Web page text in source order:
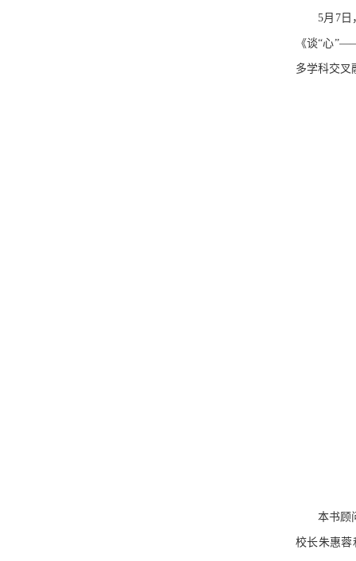
5月 7日
《谈“心
多学科交叉
本书顾
校长朱惠蓉